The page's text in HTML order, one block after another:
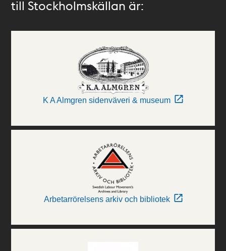
till Stockholmskällan är:
K A Almgren sidenväveri & museum
Arbetarrörelsens arkiv och bibliotek